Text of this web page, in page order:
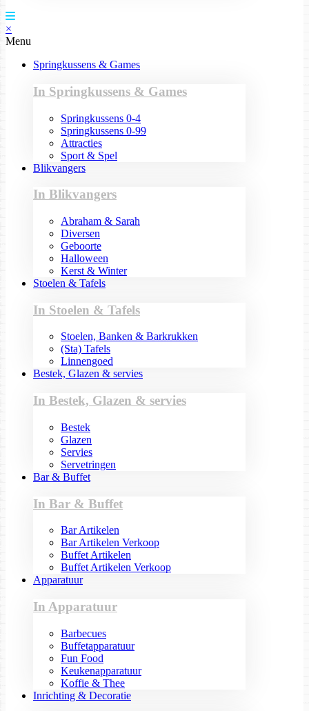
×
Menu
Springkussens & Games
In Springkussens & Games
Springkussens 0-4
Springkussens 0-99
Attracties
Sport & Spel
Blikvangers
In Blikvangers
Abraham & Sarah
Diversen
Geboorte
Halloween
Kerst & Winter
Stoelen & Tafels
In Stoelen & Tafels
Stoelen, Banken & Barkrukken
(Sta) Tafels
Linnengoed
Bestek, Glazen & servies
In Bestek, Glazen & servies
Bestek
Glazen
Servies
Servetringen
Bar & Buffet
In Bar & Buffet
Bar Artikelen
Bar Artikelen Verkoop
Buffet Artikelen
Buffet Artikelen Verkoop
Apparatuur
In Apparatuur
Barbecues
Buffetapparatuur
Fun Food
Keukenapparatuur
Koffie & Thee
Inrichting & Decoratie